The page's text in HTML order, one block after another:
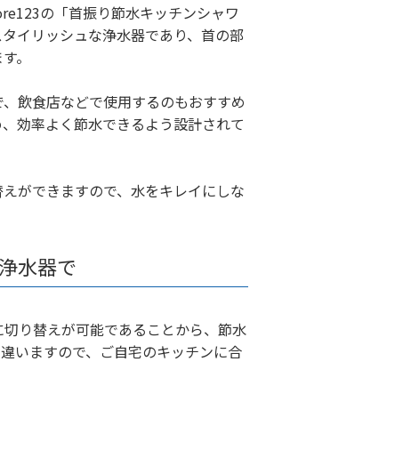
の「首振り節水キッチンシャワ
イリッシュな浄水器であり、首の部
。
飲食店などで使用するのもおすすめ
効率よく節水できるよう設計されて
ができますので、水をキレイにしな
水器で
り替えが可能であることから、節水
いますので、ご自宅のキッチンに合